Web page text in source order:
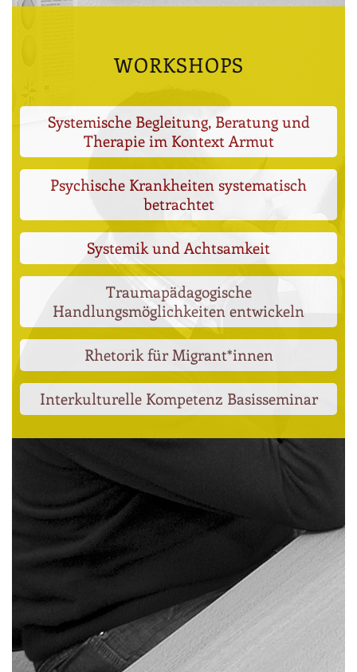
WORKSHOPS
Systemische Begleitung, Beratung und
Therapie im Kontext Armut
Psychische Krankheiten systematisch
betrachtet
Systemik und Achtsamkeit
Traumapädagogische
Handlungsmöglichkeiten entwickeln
Rhetorik für Migrant*innen
Interkulturelle Kompetenz Basisseminar